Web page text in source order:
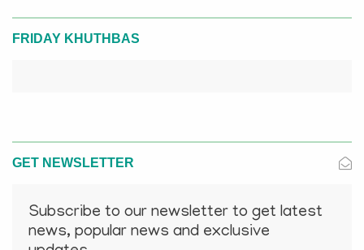
FRIDAY KHUTHBAS
GET NEWSLETTER
Subscribe to our newsletter to get latest
news, popular news and exclusive